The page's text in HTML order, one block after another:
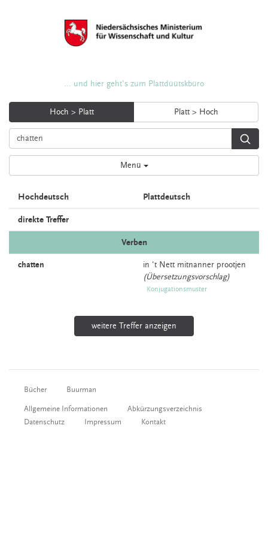
... und hier geht's zum Plattdüütskbüro
Hoch > Platt Platt > Hoch
Menü
Hochdeutsch Plattdeutsch
direkte Treffer
Verben
chatten in 't Nett mitnanner prootjen
(Übersetzungsvorschlag)
Konjugationsmuster
weitere Treffer anzeigen
Bücher Buurman
Allgemeine Informationen
Abkürzungsverzeichnis
Datenschutz
Impressum Kontakt